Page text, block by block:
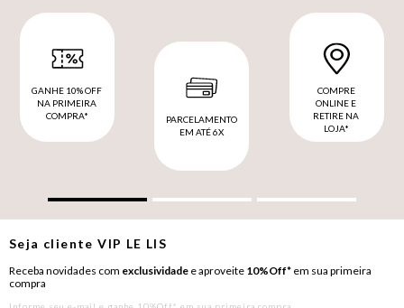
GANHE 10% OFF
NA PRIMEIRA
COMPRA*
PARCELAMENTO
EM ATÉ 6X
COMPRE
ONLINE E
RETIRE NA
LOJA*
Seja clienteVIP LE LIS
Receba novidades com exclusividade e aproveite 10%Off* em sua primeira
compra